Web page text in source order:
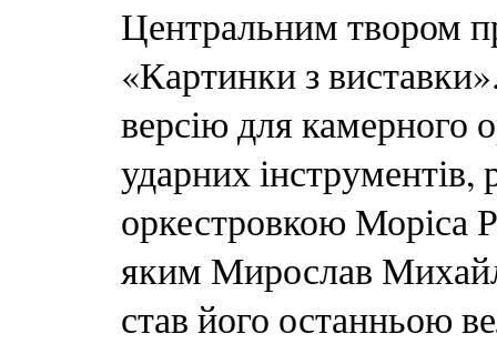
Центральним твором
«Картинки з
версію для камерного
ударних інструментів,
оркестровкою Моріса
яким Мирослав
став його останньою